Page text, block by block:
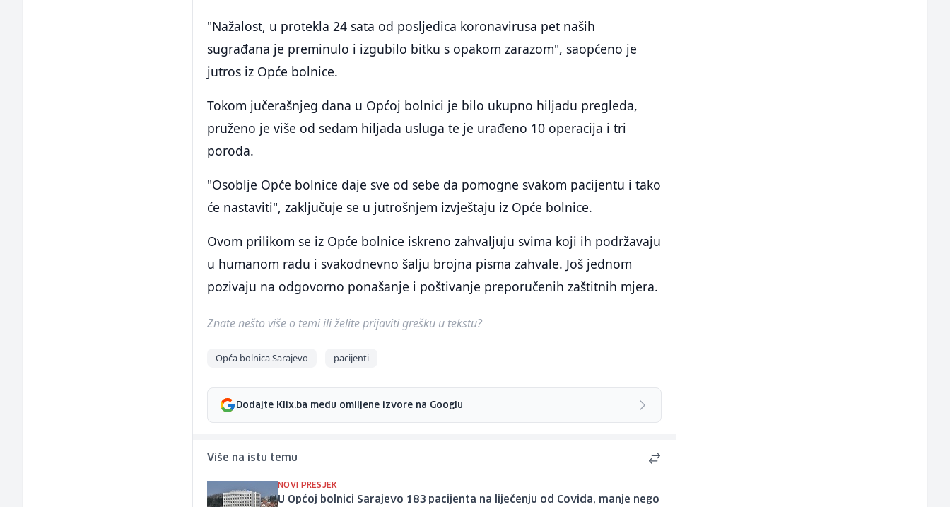
"Nažalost, u protekla 24 sata od posljedica koronavirusa pet naših
sugrađana je preminulo i izgubilo bitku s opakom zarazom", saopćeno je
jutros iz Opće bolnice.
Tokom jučerašnjeg dana u Općoj bolnici je bilo ukupno hiljadu pregleda,
pruženo je više od sedam hiljada usluga te je urađeno 10 operacija i tri
poroda.
"Osoblje Opće bolnice daje sve od sebe da pomogne svakom pacijentu i tako
će nastaviti", zaključuje se u jutrošnjem izvještaju iz Opće bolnice.
Ovom prilikom se iz Opće bolnice iskreno zahvaljuju svima koji ih podržavaju
u humanom radu i svakodnevno šalju brojna pisma zahvale. Još jednom
pozivaju na odgovorno ponašanje i poštivanje preporučenih zaštitnih mjera.
Znate nešto više o temi ili želite prijaviti grešku u tekstu?
Opća bolnica Sarajevo pacijenti
Dodajte Klix.ba među omiljene izvore na Googlu
Više na istu temu
NOVI PRESJEK
U Općoj bolnici Sarajevo 183 pacijenta na liječenju od Covida, manje nego